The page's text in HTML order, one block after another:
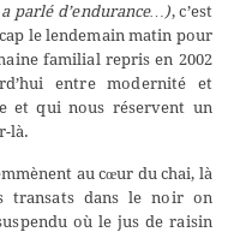
parlé d’endurance…), c’est
le lendemain matin pour
familial repris en 2002
entre modernité et
et qui nous réservent un
là.
au cœur du chai, là
transats dans le noir on
où le jus de raisin